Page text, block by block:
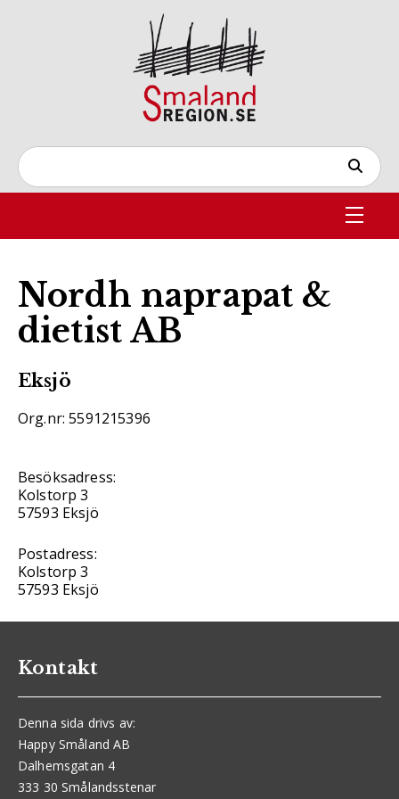
Nordh naprapat &
dietist AB
Eksjö
Org.nr: 5591215396
Besöksadress:
Kolstorp 3
57593 Eksjö
Postadress:
Kolstorp 3
57593 Eksjö
Kontakt
Denna sida drivs av:
Happy Småland AB
Dalhemsgatan 4
333 30 Smålandsstenar